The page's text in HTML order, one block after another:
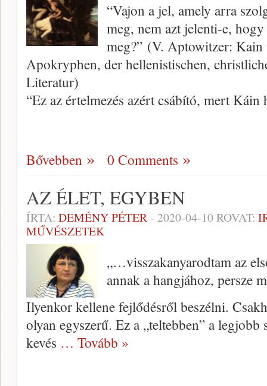
“Vajon a jel, amely arra
meg, nem azt jelenti-e,
meg?” (V. Aptowitzer:
Apokryphen, der hellenistischen,
Literatur)
“Ez az értelmezés azért csábító, mert Káin
Bővebben 0 Comments
AZ ÉLET, EGYBEN
ÍRTA: DEMÉNY PÉTER- 2020-04-10ROVAT:
MŰVÉSZETEK
„…visszakanyarodtam az
annak a hangjához, persze
Ilyenkor kellene fejlődésről beszélni.
olyan egyszerű. Ez a „teltebben” a
kevés … Tovább »